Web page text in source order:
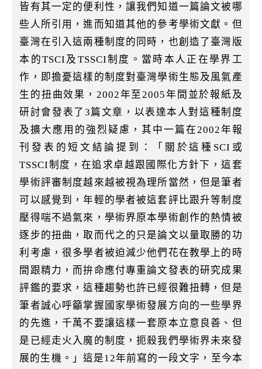
皆有其一定的便利性，讓我們知道一篇論文被哪
些人所引用，進而知道其他的參考學術文獻。但
臺灣在引入這兩種制度的同時，也創造了臺灣版
本的TSCI及TSSCI制度。當時本人正在學界工
作，即擔憂這樣的制度對臺灣學術生態及風氣產
生的扭曲效果，2002年至2005年間並於報紙及
研討會發表了3篇文章，以表達本人對這種制度
及擴大應用的強烈疑慮，其中一篇在2002年報
刊發表的短文結論提到：「關於這種SCI或
TSSCI制度，在追求卓越跟國際化方針下，這套
學術評審制度越來越被視為理所當然，但是筆者
可以感覺到，年輕的學者被這套評比跟升等制度
壓得喘不過氣來，學術界原本學術創作的熱情被
逐步的扭曲，取而代之的只是論文以量取勝的功
利考慮，很多學者被迫減少他們花在教學上的時
間跟精力，而拚命應付專重論文發表的研究成果
評鑑的要求，這種趨勢也許已經很難扭轉，但是
筆者誠心呼籲掌握國家學術發展方向的一些學界
的先進，千萬不要讓這樣一套原本立意良善、但
是已經走火入魔的制度，扼殺我們學術界未來發
展的生機。」這是12年前寫的一段文字，至今本